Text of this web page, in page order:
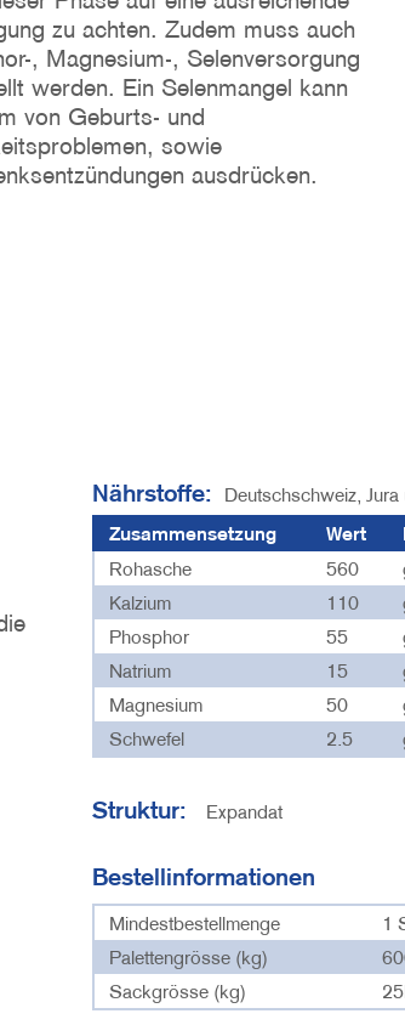
zu achten. Zudem muss auch
, Magnesium-, Selenversorgung
werden. Ein Selenmangel kann
von Geburts- und
sowie
ausdrücken.
Nährstoffe: Deutschschweiz, Jura
Zusammensetzung
Wert
Rohasche
560
Kalzium
110
Phosphor
55
Natrium
15
Magnesium
50
Schwefel
2.5
Struktur: Expandat
Bestellinformationen
Mindestbestellmenge
1
Palettengrösse (kg)
Sackgrösse (kg)